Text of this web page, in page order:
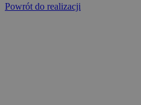
Powrót do realizacji